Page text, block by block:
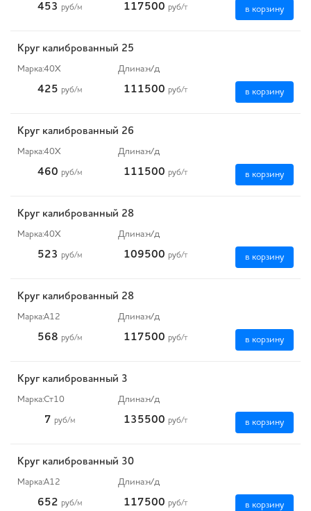
453 руб/м 117500 руб/т в корзину
Круг калиброванный 25
Марка:40Х Длина:н/д
425 руб/м 111500 руб/т в корзину
Круг калиброванный 26
Марка:40Х Длина:н/д
460 руб/м 111500 руб/т в корзину
Круг калиброванный 28
Марка:40Х Длина:н/д
523 руб/м 109500 руб/т в корзину
Круг калиброванный 28
Марка:А12 Длина:н/д
568 руб/м 117500 руб/т в корзину
Круг калиброванный 3
Марка:Ст10 Длина:н/д
7 руб/м 135500 руб/т в корзину
Круг калиброванный 30
Марка:А12 Длина:н/д
652 руб/м 117500 руб/т в корзину